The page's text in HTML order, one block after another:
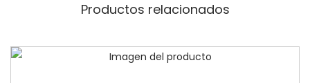
Productos relacionados